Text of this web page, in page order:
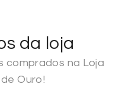
da loja
comprados na Loja
Ouro!